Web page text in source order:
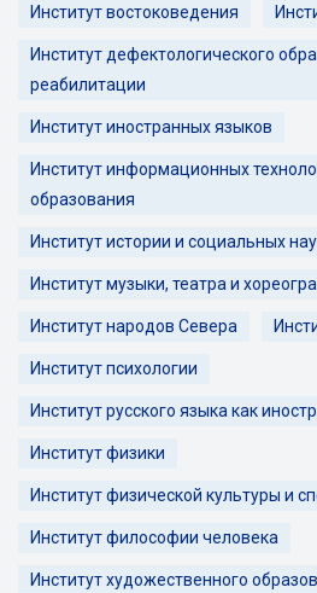
Институт востоковедения
Институт дефектологического
реабилитации
Институт иностранных языков
Институт информационных
образования
Институт истории и социальных
Институт музыки, театра и
Институт народов Севера
Институт психологии
Институт русского языка как
Институт физики
Институт физической культуры и
Институт философии человека
Институт художественного